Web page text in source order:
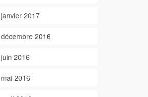
janvier 2017
décembre 2016
juin 2016
mai 2016